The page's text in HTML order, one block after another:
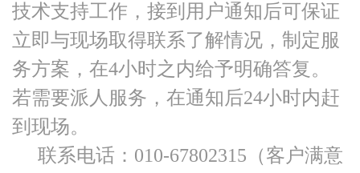
技术支持工作，接到用户通知后可保证
立即与现场取得联系了解情况，制定服
务方案，在4小时之内给予明确答复。
若需要派人服务，在通知后24小时内赶
到现场。
联系电话：010-67802315（客户满意